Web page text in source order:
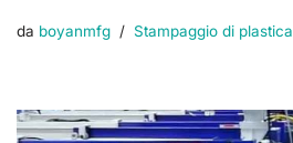
da boyanmfg Stampaggio di plastica